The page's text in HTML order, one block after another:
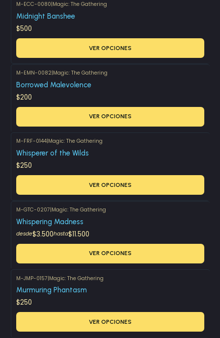
M-ECC-0080|Magic: The Gathering
Midnight Banshee
$500
VER OPCIONES
M-EMN-0082|Magic: The Gathering
Borrowed Malevolence
$200
VER OPCIONES
M-FRF-0144|Magic: The Gathering
Whisperer of the Wilds
$250
VER OPCIONES
M-GTC-0207|Magic: The Gathering
Whispering Madness
desde$3.500hasta$11.500
VER OPCIONES
M-JMP-0157|Magic: The Gathering
Murmuring Phantasm
$250
VER OPCIONES